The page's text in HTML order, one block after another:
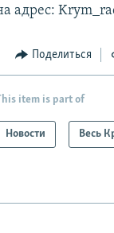
адрес:
Поделиться
item is part of
Новости Весь